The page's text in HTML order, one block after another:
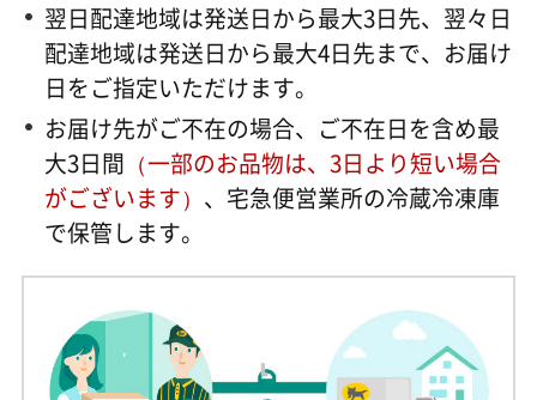
翌日配達地域は発送日から最大3日先、翌々日
配達地域は発送日から最大4日先まで、お届け
日をご指定いただけます。
お届け先がご不在の場合、ご不在日を含め最
大3日間 （一部のお品物は、3日より短い場合
がございます） 、宅急便営業所の冷蔵冷凍庫
で保管します。